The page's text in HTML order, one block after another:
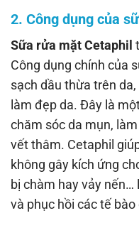
2. Công dụng của
Sữa rửa mặt Cetaphil
Công dụng chính của
sạch dầu thừa trên
làm đẹp da. Đây là
chăm sóc da mụn,
vết thâm. Cetaphil
không gây kích ứng
bị chàm hay vảy nến…
và phục hồi các tế